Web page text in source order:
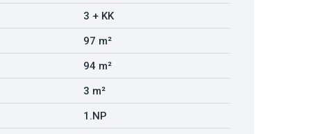
3 + KK
97 m²
94 m²
3 m²
1.NP